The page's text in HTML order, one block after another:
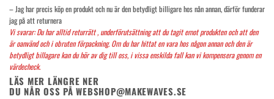
– Jag har precis köp en produkt och nu är den betydligt billigare hos nån annan, därför funderar
jag på att returnera
Vi svarar: Du har alltid returrätt , underförutsättning att du tagit emot produkten och att den
är oanvänd och iobrutenförpackning. Om du har hittat en vara hos någon annan och den är
betydligt billagare kan du hör av dig till oss, i vissa enskilda fall kan vi kompensera genom en
värdecheck.
LÄS MER LÄNGRE NER
DU NÅR OSS PÅ WEBSHOP@MAKEWAVES.SE